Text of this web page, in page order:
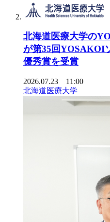
北海道医療大学の
が第35回YOSAKOI
優秀賞を受賞
2026.07.23 11:00
北海道医療大学